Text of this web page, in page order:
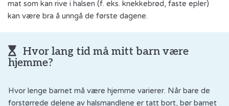
mat som kan rive i halsen (f. eks. knekkebrød, faste epler)
kan være bra å unngå de første dagene.
Hvor lang tid må mitt barn være
hjemme?
Hvor lenge barnet må være hjemme varierer. Når bare de
forstørrede delene av halsmandlene er tatt bort, bør barnet